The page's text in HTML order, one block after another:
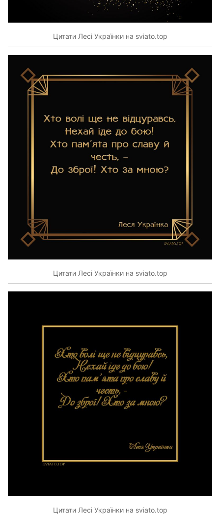
Цитати Лесі Українки на sviato.top
Цитати Лесі Українки на sviato.top
Цитати Лесі Українки на sviato.top